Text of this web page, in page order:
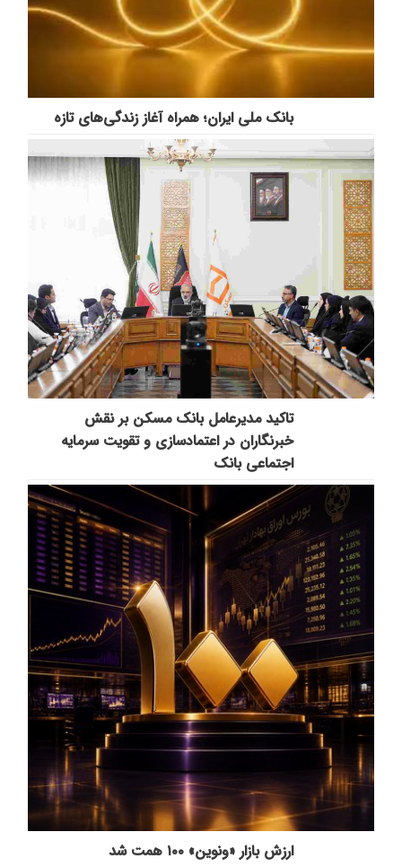
بانک ملی ایران؛ همراه آغاز زندگی‌های تازه
تاکید مدیرعامل بانک مسکن بر نقش
خبرنگاران در اعتمادسازی و تقویت سرمایه
اجتماعی بانک
ارزش بازار «ونوین» ۱۰۰ همت شد